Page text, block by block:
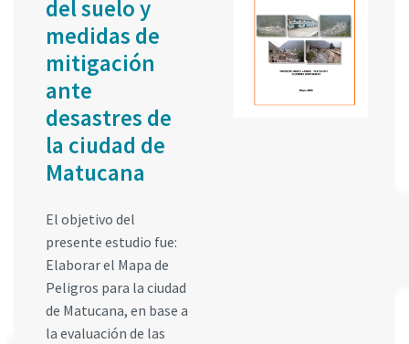
del suelo y
medidas de
mitigación
ante
desastres de
la ciudad de
Matucana
El objetivo del
presente estudio fue:
Elaborar el Mapa de
Peligros para la ciudad
de Matucana, en base a
la evaluación de las